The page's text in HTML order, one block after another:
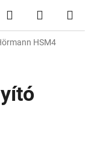
KeresésKOSÁR
HSM4